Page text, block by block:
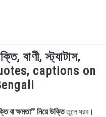
বাণী, স্ট্যাটাস,
captions on
বা ক্ষমতা” নিয়ে উক্তিতুলে ধরব।